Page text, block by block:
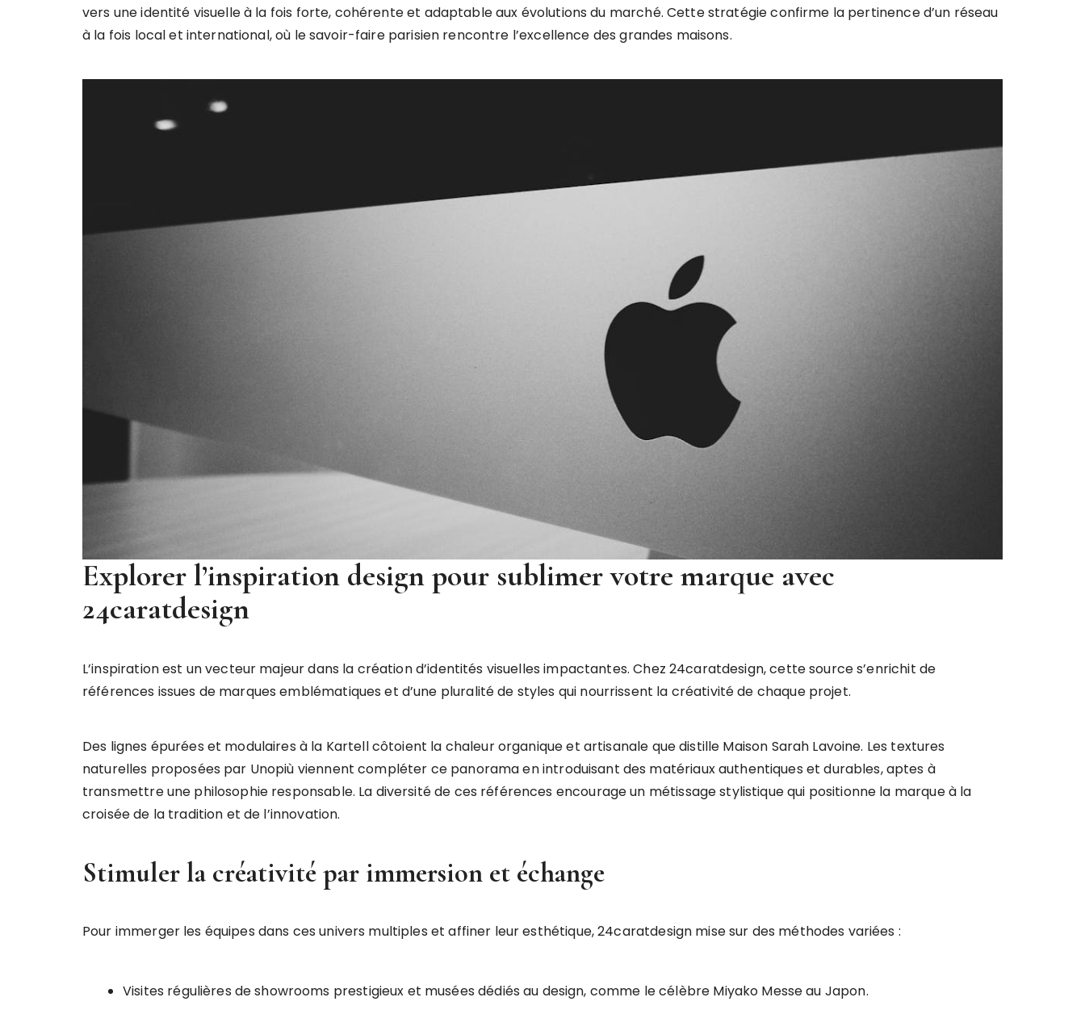
vers une identité visuelle à la fois forte, cohérente et adaptable aux évolutions du marché. Cette stratégie confirme la pertinence d’un réseau
à la fois local et international, où le savoir-faire parisien rencontre l’excellence des grandes maisons.
Explorer l’inspiration design pour sublimer votre marque avec
24caratdesign
L’inspiration est un vecteur majeur dans la création d’identités visuelles impactantes. Chez 24caratdesign, cette source s’enrichit de
références issues de marques emblématiques et d’une pluralité de styles qui nourrissent la créativité de chaque projet.
Des lignes épurées et modulaires à la Kartell côtoient la chaleur organique et artisanale que distille Maison Sarah Lavoine. Les textures
naturelles proposées par Unopiù viennent compléter ce panorama en introduisant des matériaux authentiques et durables, aptes à
transmettre une philosophie responsable. La diversité de ces références encourage un métissage stylistique qui positionne la marque à la
croisée de la tradition et de l’innovation.
Stimuler la créativité par immersion et échange
Pour immerger les équipes dans ces univers multiples et affiner leur esthétique, 24caratdesign mise sur des méthodes variées :
Visites régulières de showrooms prestigieux et musées dédiés au design, comme le célèbre Miyako Messe au Japon.